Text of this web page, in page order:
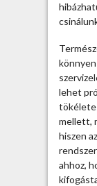
lehet
mellett,
hiszen
ahhoz,